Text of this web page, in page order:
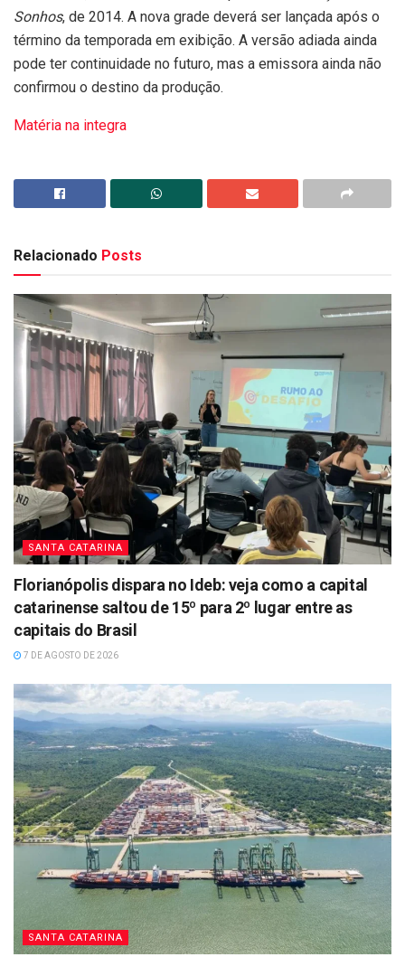
Sonhos, de 2014. A nova grade deverá ser lançada após o
término da temporada em exibição. A versão adiada ainda
pode ter continuidade no futuro, mas a emissora ainda não
confirmou o destino da produção.
Matéria na integra
Relacionado Posts
SANTA CATARINA
Florianópolis dispara no Ideb: veja como a capital
catarinense saltou de 15º para 2º lugar entre as
capitais do Brasil
7 DE AGOSTO DE 2026
SANTA CATARINA